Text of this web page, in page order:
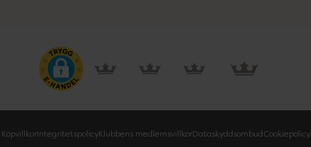
KöpvillkorIntegritetspolicyKlubbens medlemsvillkorDataskyddsombudCookiepolicy